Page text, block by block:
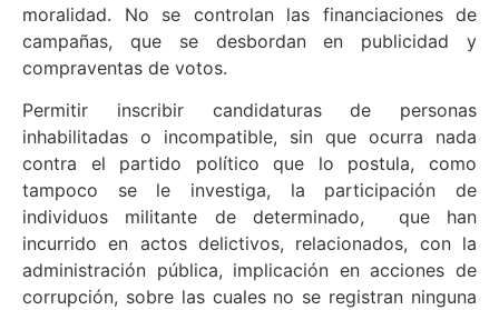
moralidad. No se controlan las financiaciones de
campañas, que se desbordan en publicidad y
compraventas de votos.
Permitir inscribir candidaturas de personas
inhabilitadas o incompatible, sin que ocurra nada
contra el partido político que lo postula, como
tampoco se le investiga, la participación de
individuos militante de determinado, que han
incurrido en actos delictivos, relacionados, con la
administración pública, implicación en acciones de
corrupción, sobre las cuales no se registran ninguna